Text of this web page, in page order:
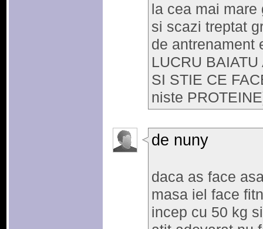
la cea mai mare
si scazi treptat
de antrenament
LUCRU
SI STIE CE
niste
de nuny
daca as face
masa iel face
incep cu 50 kg